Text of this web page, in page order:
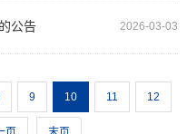
公告 2026-03-03
9 10 11 12